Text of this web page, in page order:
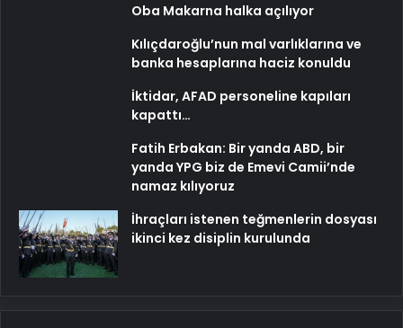
Oba Makarna halka açılıyor
Kılıçdaroğlu’nun mal varlıklarına ve
banka hesaplarına haciz konuldu
İktidar, AFAD personeline kapıları
kapattı…
Fatih Erbakan: Bir yanda ABD, bir
yanda YPG biz de Emevi Camii’nde
namaz kılıyoruz
İhraçları istenen teğmenlerin dosyası
ikinci kez disiplin kurulunda